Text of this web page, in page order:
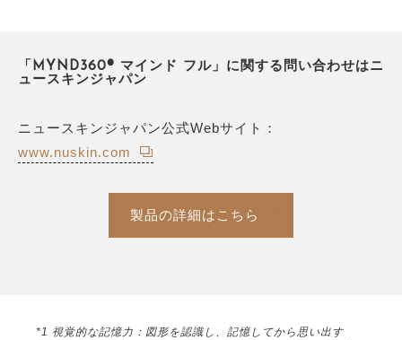
「MYND360® マインド フル」に関する問い合わせはニ
ュースキンジャパン
ニュースキンジャパン公式Webサイト：
www.nuskin.com
製品の詳細はこちら
*1 視覚的な記憶力：図形を認識し、記憶してから思い出す